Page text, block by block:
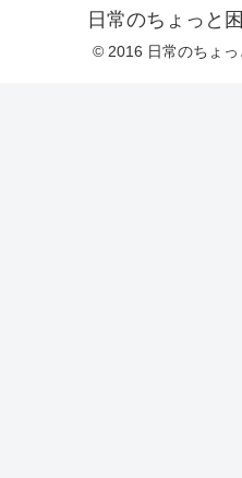
日常のちょっと
© 2016 日常のちょっ